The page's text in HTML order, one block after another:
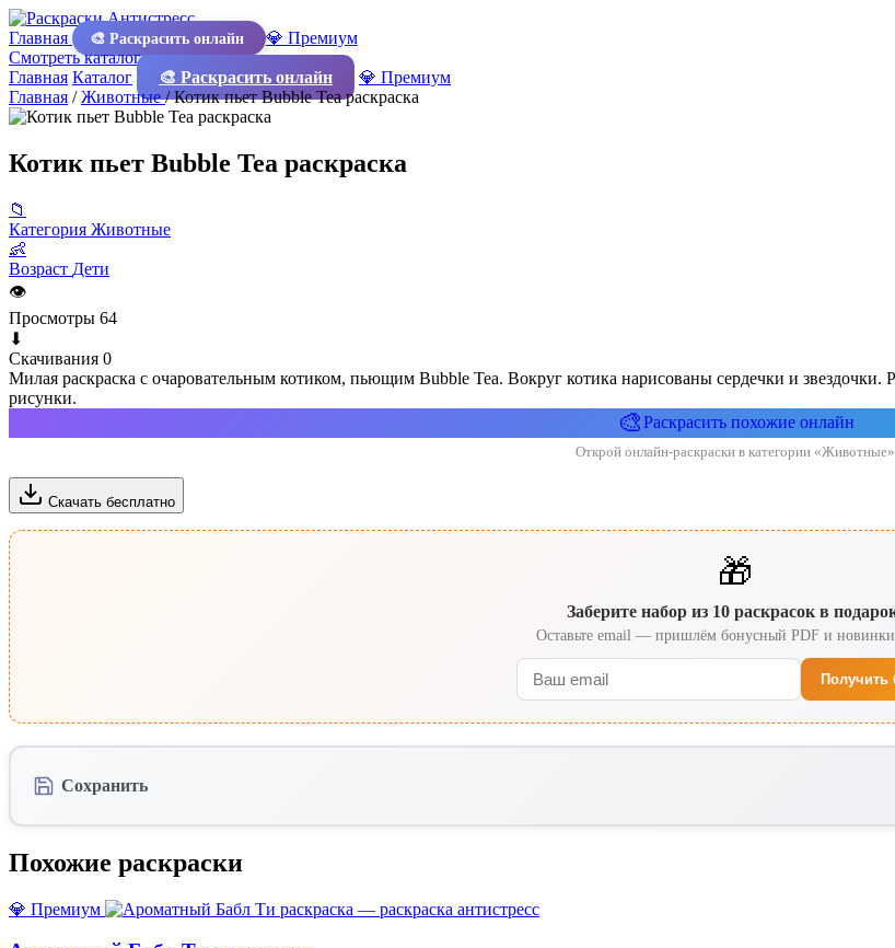
Главная 🎨 Раскрасить онлайн
💎 Премиум
Смотреть каталог
Главная Каталог 🎨 Раскрасить онлайн
💎 Премиум
Главная /Животные/Котик пьет Bubble Tea раскраска
Котик пьет Bubble Tea раскраска
📁
Категория Животные
👶
Возраст Дети
👁
Просмотры 64
⬇
Скачивания 0
Милая раскраска с очаровательным котиком, пьющим Bubble Tea. Вокруг котика нарисованы сердечки и
рисунки.
🎨Раскрасить похожие онлайн
Открой онлайн-раскраски в категории «Животные»
Скачать бесплатно
🎁
Заберите набор из 10 раскрасок в
Оставьте email — пришлём бонусный PDF и новинки
Получить
Сохранить
Похожие раскраски
💎 Премиум